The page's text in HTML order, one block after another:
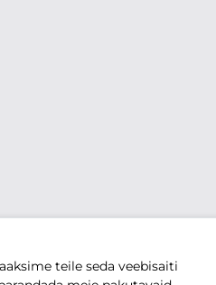
teile seda veebisaiti